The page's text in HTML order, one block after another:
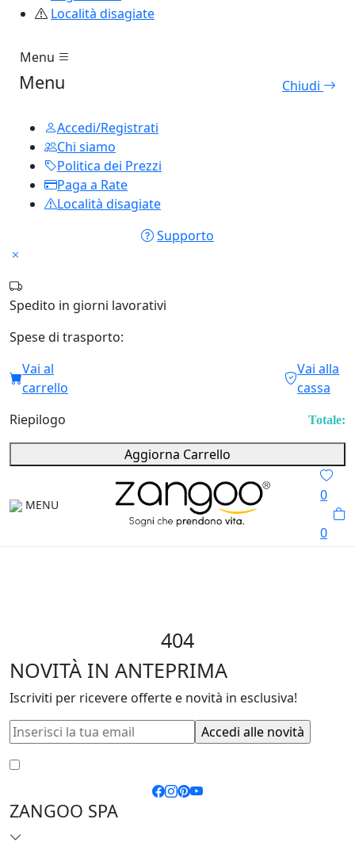
Località disagiate
Menu
Menu Chiudi
Accedi/Registrati
Chi siamo
Politica dei Prezzi
Paga a Rate
Località disagiate
Supporto
Spedito in giorni lavorativi
Spese di trasporto:
Vai al
carrello
Vai alla
cassa
Riepilogo
Totale:
Aggiorna Carrello
MENU
0
0
404
NOVITÀ IN ANTEPRIMA
Iscriviti per ricevere offerte e novità in esclusiva!
ZANGOO SPA